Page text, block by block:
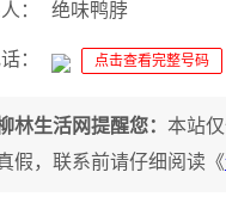
： 绝味鸭脖
： 点击查看完整号码
林生活网提醒您： 本站
假，联系前请仔细阅读《